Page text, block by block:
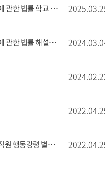
부정청탁 및 금품등 수수의 금지에 관한 법률 학교 및 학교법인 매뉴얼
부정청탁 및 금품등 수수의 금지에 관한 법률 해설집(2024)
학교법인 동원육영회 임원 및 교직원 행동강령 별지 서식